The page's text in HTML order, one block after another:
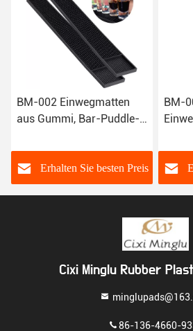
BM-002 Einwegmatten
aus Gummi, Bar-Puddle-
Erhalten Sie besten Preis
BM-
Cixi Minglu Rubber
86-136-4660-